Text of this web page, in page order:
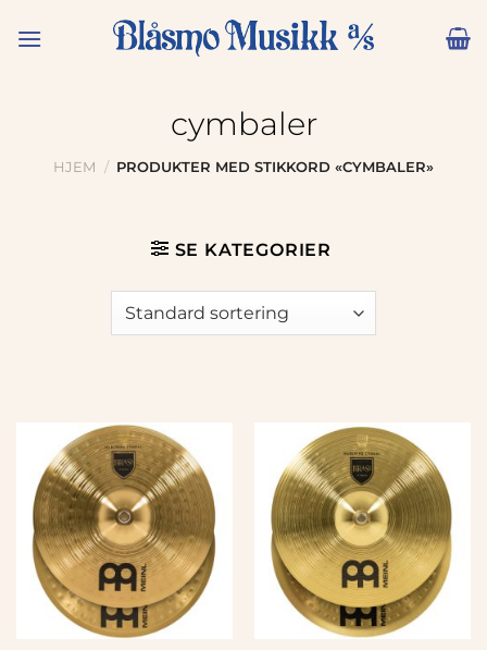
cymbaler
HJEM / PRODUKTER MED STIKKORD «CYMBALER»
SE KATEGORIER